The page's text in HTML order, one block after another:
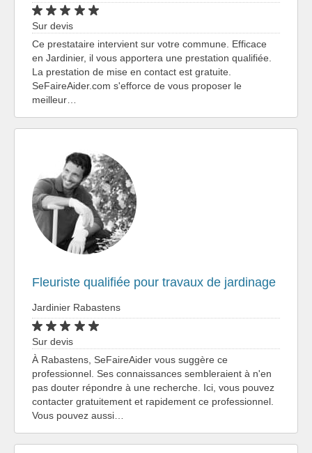
Sur devis
Ce prestataire intervient sur votre commune. Efficace
en Jardinier, il vous apportera une prestation qualifiée.
La prestation de mise en contact est gratuite.
SeFaireAider.com s'efforce de vous proposer le
meilleur…
Fleuriste qualifiée pour travaux de jardinage
Jardinier Rabastens
Sur devis
À Rabastens, SeFaireAider vous suggère ce
professionnel. Ses connaissances sembleraient à n'en
pas douter répondre à une recherche. Ici, vous pouvez
contacter gratuitement et rapidement ce professionnel.
Vous pouvez aussi…